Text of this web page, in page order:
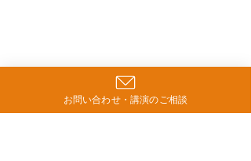
お問い合わせ・講演のご相談